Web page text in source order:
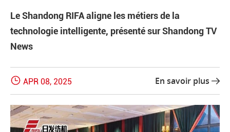
Le Shandong RIFA aligne les métiers de la
technologie intelligente, présenté sur Shandong TV
News
 APR 08, 2025 En savoir plus 